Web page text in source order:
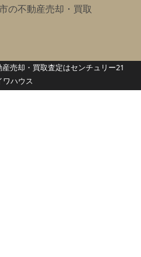
の不動産売却・買取
売却・買取査定はセンチュリー21
ワハウス